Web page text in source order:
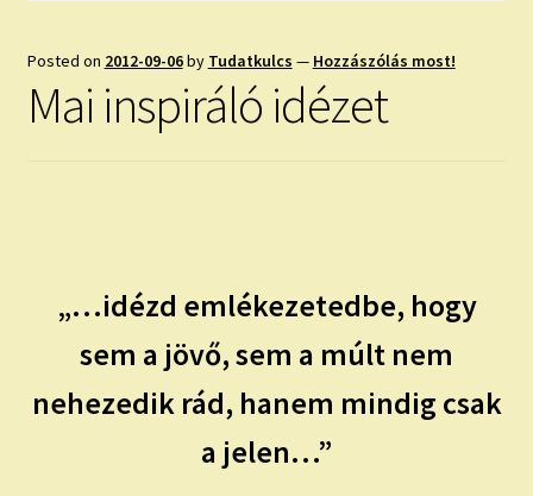
NAPI ASZTROLÓGIA
ÍRJ NEKEM!
IRATKOZZ FEL A VIDEÓ CSATORNÁNKRA!
TAROT ELEMZÉS MEGRENDELÉSE LIMITÁLT!
Posted on 2012-09-06by Tudatkulcs — Hozzászólás most!
Mai inspiráló idézet
„…idézd emlékezetedbe, hogy
sem a jövő, sem a múlt nem
nehezedik rád, hanem mindig csak
a jelen…”